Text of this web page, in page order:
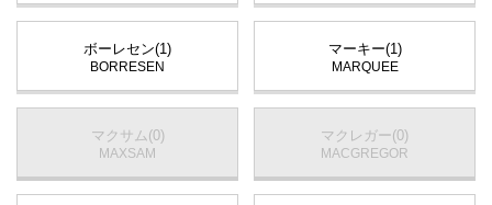
ボーレセン(1)
BORRESEN
マーキー(1)
MARQUEE
マクサム(0)
MAXSAM
マクレガー(0)
MACGREGOR